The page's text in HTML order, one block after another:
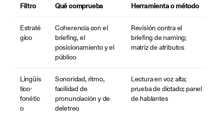
Filtro Qué comprueba Herramienta o método
Estraté
gico
Coherencia con el
briefing, el
posicionamiento y el
público
Revisión contra el
briefing de naming;
matriz de atributos
Lingüís
tico-
fonétic
o
Sonoridad, ritmo,
facilidad de
pronunciación y de
deletreo
Lectura en voz alta;
prueba de dictado; panel
de hablantes